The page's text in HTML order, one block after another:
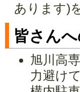
あります)
皆さん
旭川高
力避け